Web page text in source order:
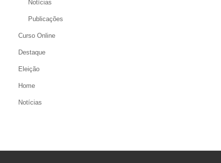
Notícias
Publicações
Curso Online
Destaque
Eleição
Home
Notícias